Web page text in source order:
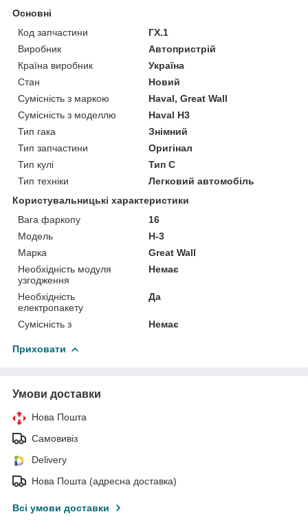
Основні
Код запчастини
ГХ.1
Виробник
Автопристрій
Країна виробник
Україна
Стан
Новий
Сумісність з маркою
Haval, Great Wall
Сумісність з моделлю
Haval H3
Тип гака
Знімний
Тип запчастини
Оригінал
Тип кулі
Тип C
Тип техніки
Легковий автомобіль
Користувальницькі характеристики
Вага фаркопу
16
Мoдель
H-3
Марка
Great Wall
Необхідність модуля
узгодження
Немає
Необхідність
електропакету
Да
Сумісність з Немає
Приховати
Умови доставки
Нова Пошта
Самовивіз
Delivery
Нова Пошта (адресна доставка)
Всі умови доставки